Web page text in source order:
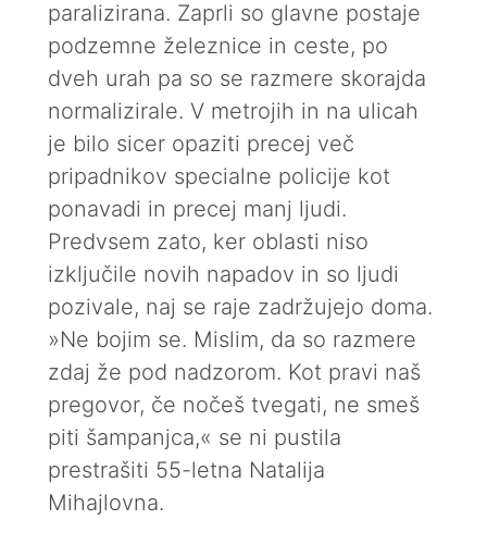
paralizirana. Zaprli so glavne postaje
podzemne železnice in ceste, po
dveh urah pa so se razmere skorajda
normalizirale. V metrojih in na ulicah
je bilo sicer opaziti precej več
pripadnikov specialne policije kot
ponavadi in precej manj ljudi.
Predvsem zato, ker oblasti niso
izključile novih napadov in so ljudi
pozivale, naj se raje zadržujejo doma.
»Ne bojim se. Mislim, da so razmere
zdaj že pod nadzorom. Kot pravi naš
pregovor, če nočeš tvegati, ne smeš
piti šampanjca,« se ni pustila
prestrašiti 55-letna Natalija
Mihajlovna.